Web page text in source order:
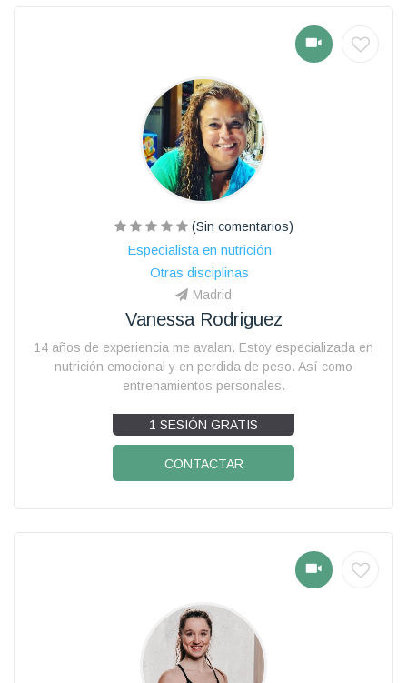
(Sin comentarios)
Especialista en nutrición
Otras disciplinas
Madrid
Vanessa Rodriguez
14 años de experiencia me avalan. Estoy especializada en
nutrición emocional y en perdida de peso. Así como
entrenamientos personales.
1 SESIÓN GRATIS
CONTACTAR